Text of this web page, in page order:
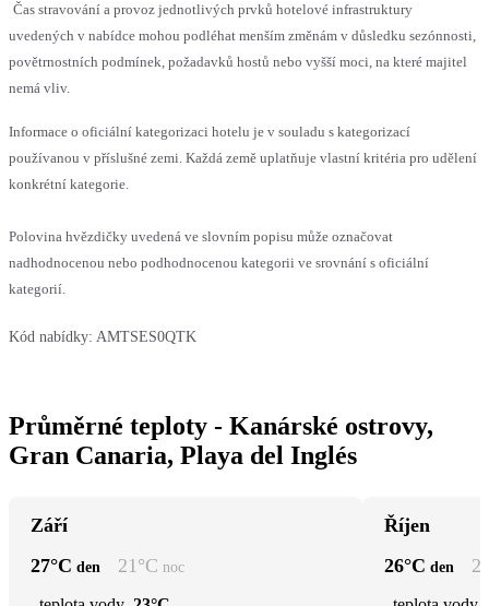
Čas stravování a provoz jednotlivých prvků hotelové infrastruktury
uvedených v nabídce mohou podléhat menším změnám v důsledku sezónnosti,
povětrnostních podmínek, požadavků hostů nebo vyšší moci, na které majitel
nemá vliv.
Informace o oficiální kategorizaci hotelu je v souladu s kategorizací
používanou v příslušné zemi. Každá země uplatňuje vlastní kritéria pro udělení
konkrétní kategorie.
Polovina hvězdičky uvedená ve slovním popisu může označovat
nadhodnocenou nebo podhodnocenou kategorii ve srovnání s oficiální
kategorií.
Kód nabídky: AMTSES0QTK
Průměrné teploty - Kanárské ostrovy,
Gran Canaria, Playa del Inglés
Září
27°C den 21°C noc
Říjen
26°C den